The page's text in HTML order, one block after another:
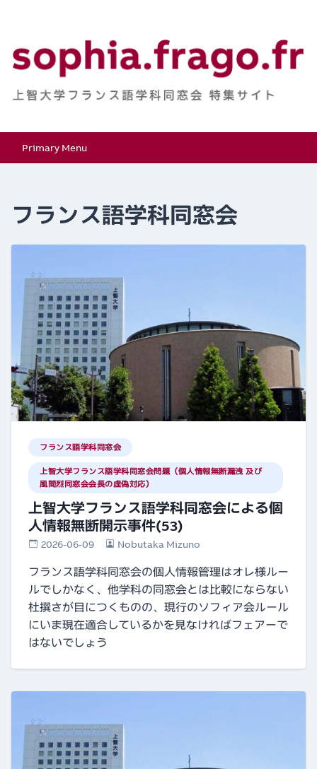
上智大学フランス語学
科同窓会
Primary Menu
フランス語学科同窓会
フランス語学科同窓会
上智大学フランス語学科同窓会問題（個人情報無断漏洩 及び
風間烈同窓会会長の虚偽対応）
上智大学フランス語学科同窓会による個
人情報無断開示事件(53)
2026-06-09 Nobutaka Mizuno
フランス語学科同窓会の個人情報管理はオレ様ルー
ルでしかなく、他学科の同窓会とは比較にならない
杜撰さが目につくものの、現行のソフィア会ルール
にいま現在適合しているかを見なければフェアーで
はないでしょう